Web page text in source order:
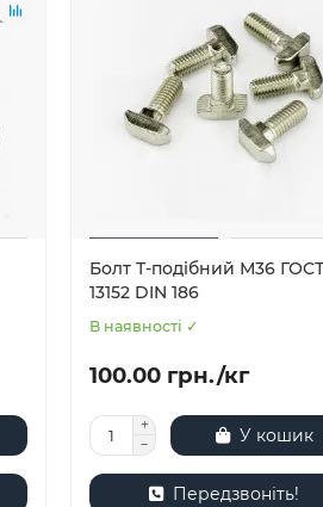
Болт Т-подібний М36
13152 DIN 186
В наявності ✓
100.00 грн./кг
У кошик
Передзвоніть!